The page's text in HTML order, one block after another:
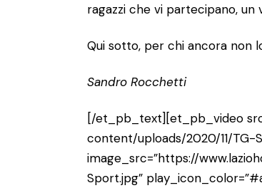
ragazzi che vi partecipano,
Qui sotto, per chi ancora non
Sandro Rocchetti
[/et_pb_text][et_pb_video
content/uploads/2020/11/TG-
image_src=”https://
Sport.jpg”